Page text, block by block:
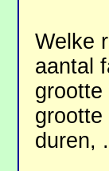
Welke
aantal
duren,